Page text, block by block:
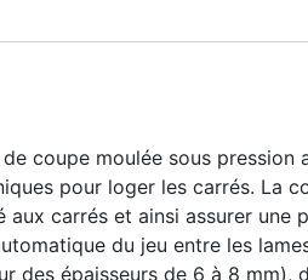
coupe moulée sous pression
pour loger les carrés. La
carrés et ainsi assurer une
du jeu entre les
des épaisseurs de 6 à 8 mm),